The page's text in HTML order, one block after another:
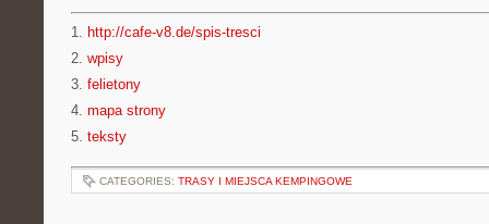
1. http://cafe-v8.de/spis-tresci
2. wpisy
3. felietony
4. mapa strony
5. teksty
CATEGORIES: TRASY I MIEJSCA KEMPINGOWE